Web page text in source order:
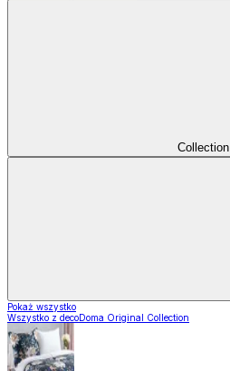
Collection
Pokaż wszystko
Wszystko z decoDoma Original Collection